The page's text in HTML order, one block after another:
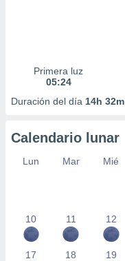
Primera luz
05:24
Duración del día 14h 32m
Calendario lunar
Lun Mar Mié
10 11 12
17 18 19